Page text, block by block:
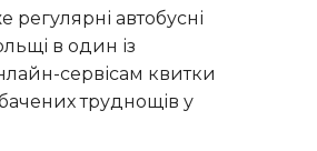
в один із
сервісам квитки
труднощів у